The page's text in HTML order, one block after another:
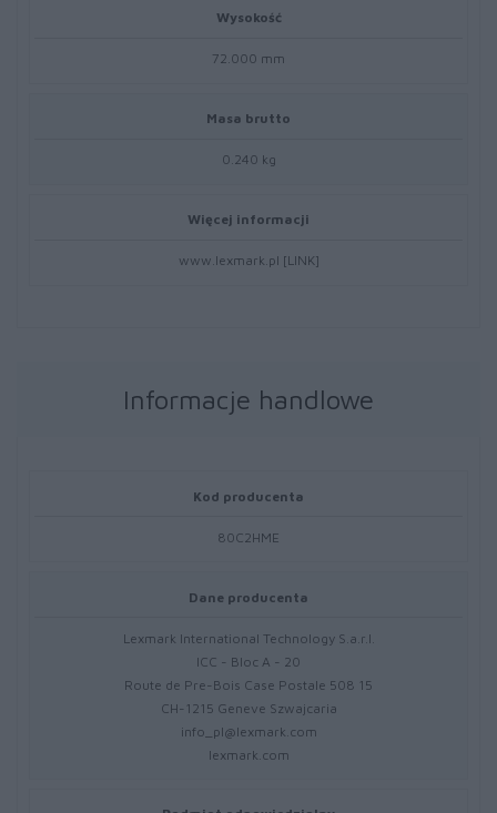
Wysokość
72.000 mm
Masa brutto
0.240 kg
Więcej informacji
www.lexmark.pl [LINK]
Informacje handlowe
Kod producenta
80C2HME
Dane producenta
Lexmark International Technology S.a.r.l.
ICC - Bloc A - 20
Route de Pre-Bois Case Postale 508 15
CH-1215 Geneve Szwajcaria
info_pl@lexmark.com
lexmark.com